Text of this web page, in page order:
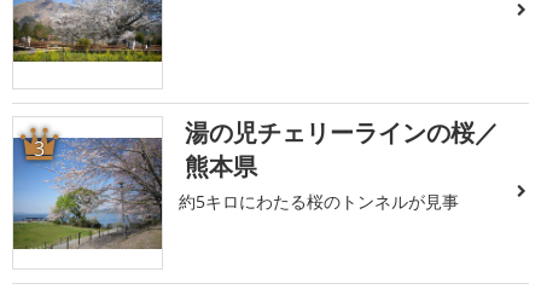
3
湯の児チェリーラインの桜／
熊本県
約5キロにわたる桜のトンネルが見事